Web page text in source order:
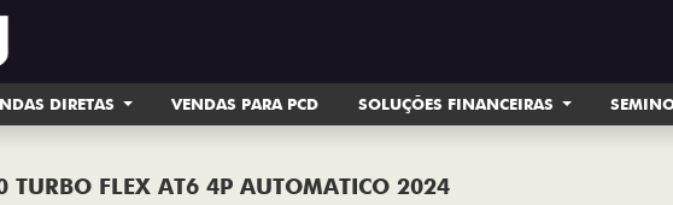
DIRETAS VENDAS PARA PCD SOLUÇÕES FINANCEIRAS
TURBO FLEX AT6 4P AUTOMATICO 2024